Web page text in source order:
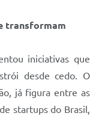
transformam
iniciativas que
desde cedo. O
já figura entre as
startups do Brasil,